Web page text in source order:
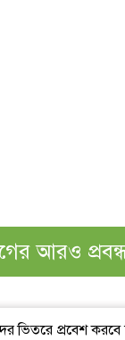
আরও
ভিতরে প্রবেশ